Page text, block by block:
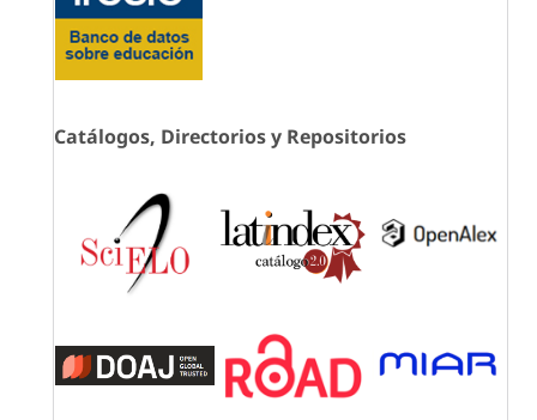
Catálogos, Directorios y Repositorios